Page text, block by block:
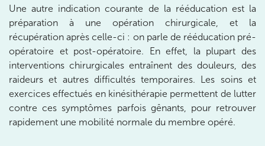
Une autre indication courante de la rééducation est la
préparation à une opération chirurgicale, et la
récupération après celle-ci : on parle de rééducation pré-
opératoire et post-opératoire. En effet, la plupart des
interventions chirurgicales entraînent des douleurs, des
raideurs et autres difficultés temporaires. Les soins et
exercices effectués en kinésithérapie permettent de lutter
contre ces symptômes parfois gênants, pour retrouver
rapidement une mobilité normale du membre opéré.
Prenez RDV sur
Prenez RDV sur
PARIS 9 – PETRELLE
6 Rue Petrelle 75009 Paris
6 Rue Petrelle 75009 Paris
01 71 97 53 67